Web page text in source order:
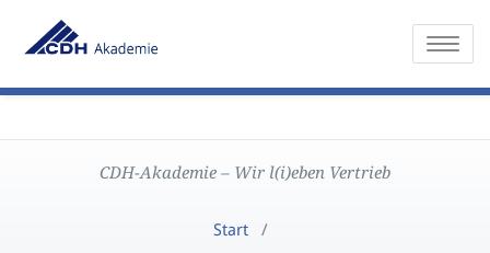
CDH-Akademie – Wir l(i)eben Vertrieb
Start /